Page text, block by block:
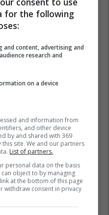
for the following
and content, advertising and
research and
on a device
and information from
and other device
by and shared with 369
site. We and our partners
List of partners.
personal data on the basis
object to by managing
at the bottom of this page
withdraw consent in privacy